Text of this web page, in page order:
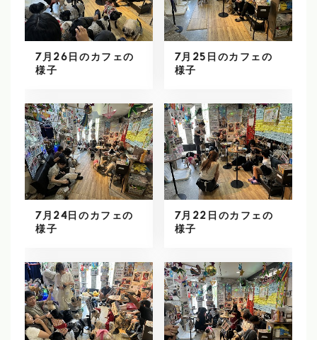
7月26日のカフェの
様子
7月25日のカフェの
様子
7月24日のカフェの
様子
7月22日のカフェの
様子